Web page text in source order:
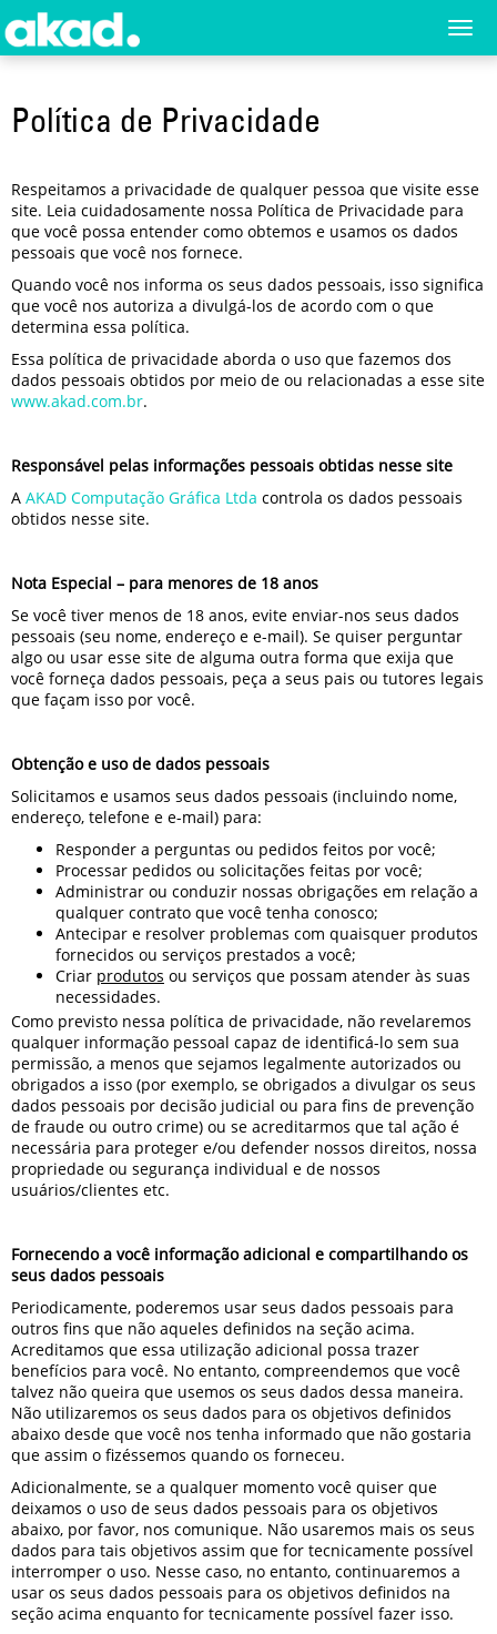
Menu
Principal
Home
Empresa
Produtos
Novidades
e
Releases
Login
Cadastro
Conosco
Política de Privacidade
Respeitamos a privacidade de qualquer pessoa que visite esse
site. Leia cuidadosamente nossa Política de Privacidade para
que você possa entender como obtemos e usamos os dados
pessoais que você nos fornece.
Quando você nos informa os seus dados pessoais, isso significa
que você nos autoriza a divulgá-los de acordo com o que
determina essa política.
Essa política de privacidade aborda o uso que fazemos dos
dados pessoais obtidos por meio de ou relacionadas a esse site
www.akad.com.br.
Responsável pelas informações pessoais obtidas nesse site
A AKAD Computação Gráfica Ltda controla os dados pessoais
obtidos nesse site.
Nota Especial – para menores de 18 anos
Se você tiver menos de 18 anos, evite enviar-nos seus dados
pessoais (seu nome, endereço e e-mail). Se quiser perguntar
algo ou usar esse site de alguma outra forma que exija que
você forneça dados pessoais, peça a seus pais ou tutores legais
que façam isso por você.
Obtenção e uso de dados pessoais
Solicitamos e usamos seus dados pessoais (incluindo nome,
endereço, telefone e e-mail) para:
Responder a perguntas ou pedidos feitos por você;
Processar pedidos ou solicitações feitas por você;
Administrar ou conduzir nossas obrigações em relação a
qualquer contrato que você tenha conosco;
Antecipar e resolver problemas com quaisquer produtos
fornecidos ou serviços prestados a você;
Criar produtos ou serviços que possam atender às suas
necessidades.
Como previsto nessa política de privacidade, não revelaremos
qualquer informação pessoal capaz de identificá-lo sem sua
permissão, a menos que sejamos legalmente autorizados ou
obrigados a isso (por exemplo, se obrigados a divulgar os seus
dados pessoais por decisão judicial ou para fins de prevenção
de fraude ou outro crime) ou se acreditarmos que tal ação é
necessária para proteger e/ou defender nossos direitos, nossa
propriedade ou segurança individual e de nossos
usuários/clientes etc.
Fornecendo a você informação adicional e compartilhando os
seus dados pessoais
Periodicamente, poderemos usar seus dados pessoais para
outros fins que não aqueles definidos na seção acima.
Acreditamos que essa utilização adicional possa trazer
benefícios para você. No entanto, compreendemos que você
talvez não queira que usemos os seus dados dessa maneira.
Não utilizaremos os seus dados para os objetivos definidos
abaixo desde que você nos tenha informado que não gostaria
que assim o fizéssemos quando os forneceu.
Adicionalmente, se a qualquer momento você quiser que
deixamos o uso de seus dados pessoais para os objetivos
abaixo, por favor, nos comunique. Não usaremos mais os seus
dados para tais objetivos assim que for tecnicamente possível
interromper o uso. Nesse caso, no entanto, continuaremos a
usar os seus dados pessoais para os objetivos definidos na
seção acima enquanto for tecnicamente possível fazer isso.